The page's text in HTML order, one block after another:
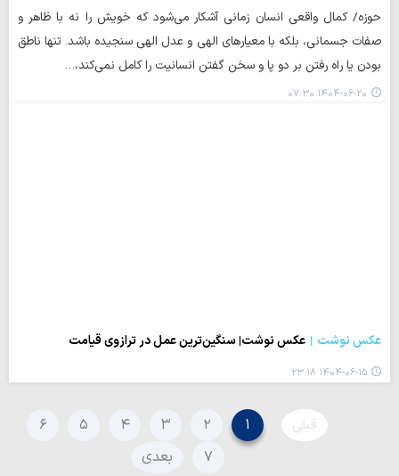
حوزه/ کمال واقعی انسان زمانی آشکار می‌شود که خویش را نه با ظاهر و
صفات جسمانی، بلکه با معیارهای الهی و عدل الهی سنجیده باشد. تنها ناطق
بودن یا راه رفتن بر دو پا و سخن گفتن انسانیت را کامل نمی‌کند،…
۱۴۰۴-۰۶-۲۰ ۰۷:۳۰
عکس نوشت عکس نوشت| سنگین‌ترین عمل در ترازوی قیامت
۱۴۰۴-۰۶-۱۵ ۲۳:۱۸
قبلی ۱ ۲ ۳ ۴ ۵
۶
۷
بعدی